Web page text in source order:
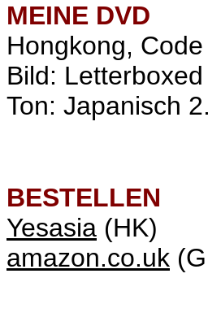
MEINE DVD
Hongkong,
Bild:
Ton: Japanisch
BESTELLEN
Yesasia (HK)
amazon.co.uk